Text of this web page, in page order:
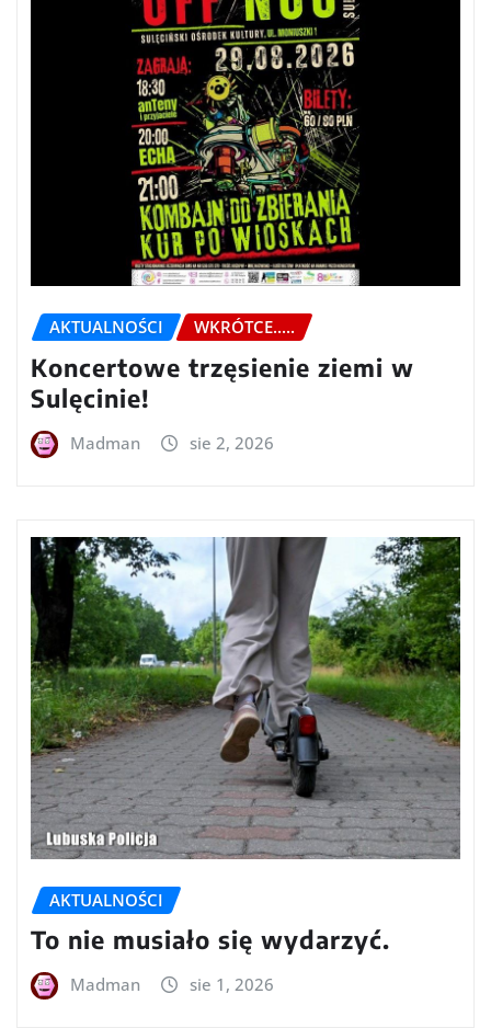
AKTUALNOŚCI WKRÓTCE.....
Koncertowe trzęsienie ziemi w
Sulęcinie!
Madman sie 2, 2026
AKTUALNOŚCI
To nie musiało się wydarzyć.
Madman sie 1, 2026